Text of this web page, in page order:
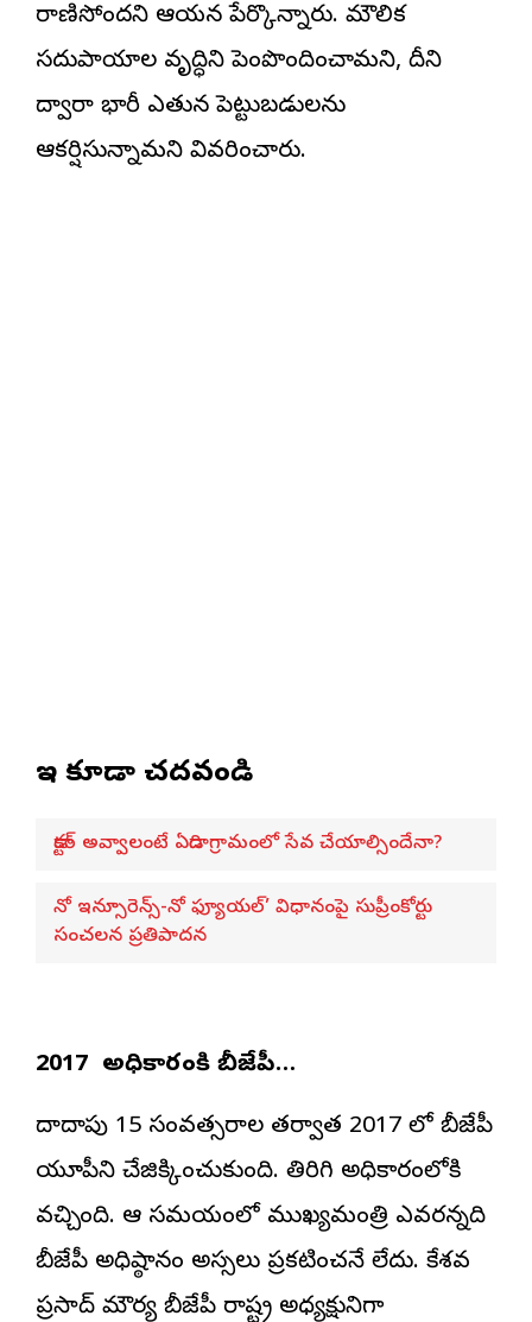
రాణిస్తోందని ఆయన పేర్కొన్నారు. మౌలిక
సదుపాయాల వృద్ధిని పెంపొందించామని, దీని
ద్వారా భారీ ఎత్తున పెట్టుబడులను
ఆకర్షిస్తున్నామని వివరించారు.
ఇవి కూడా చదవండి
డాక్టర్ అవ్వాలంటే ఏడాది గ్రామంలో సేవ చేయాల్సిందేనా?
నో ఇన్సూరెన్స్-నో ఫ్యూయల్’ విధానంపై సుప్రీంకోర్టు
సంచలన ప్రతిపాదన
2017 లో అధికారంలోకి బీజేపీ…
దాదాపు 15 సంవత్సరాల తర్వాత 2017 లో బీజేపీ
యూపీని చేజిక్కించుకుంది. తిరిగి అధికారంలోకి
వచ్చింది. ఆ సమయంలో ముఖ్యమంత్రి ఎవరన్నది
బీజేపీ అధిష్ఠానం అస్సలు ప్రకటించనే లేదు. కేశవ
ప్రసాద్ మౌర్య బీజేపీ రాష్ట్ర అధ్యక్షునిగా